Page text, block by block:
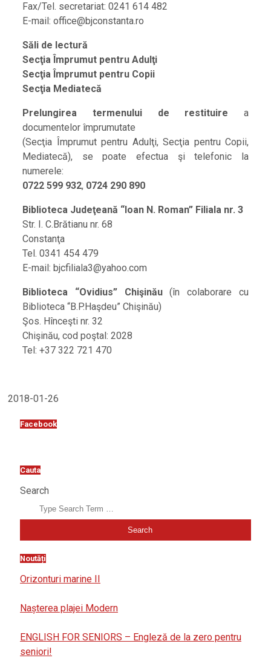
Fax/Tel. secretariat: 0241 614 482
E-mail: office@bjconstanta.ro
Săli de lectură
Secţia Împrumut pentru Adulţi
Secţia Împrumut pentru Copii
Secţia Mediatecă
Prelungirea termenului de restituire a
documentelor împrumutate
(Secţia Împrumut pentru Adulţi, Secţia pentru Copii,
Mediatecă), se poate efectua şi telefonic la
numerele:
0722 599 932, 0724 290 890
Biblioteca Judeţeană “Ioan N. Roman” Filiala nr. 3
Str. I. C.Brătianu nr. 68
Constanţa
Tel. 0341 454 479
E-mail: bjcfiliala3@yahoo.com
Biblioteca “Ovidius” Chişinău(în colaborare cu
Biblioteca “B.P.Haşdeu” Chişinău)
Şos. Hînceşti nr. 32
Chişinău, cod poştal: 2028
Tel: +37 322 721 470
2018-01-26
Facebook
Cauta
Search
Noutăți
Orizonturi marine II
Nașterea plajei Modern
ENGLISH FOR SENIORS – Engleză de la zero pentru
seniori!